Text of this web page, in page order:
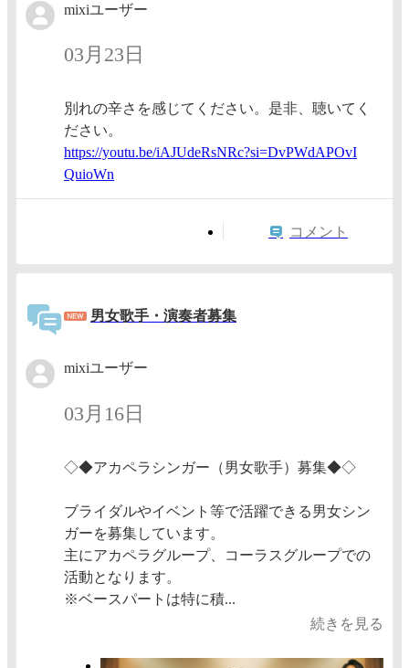
mixiユーザー
03月23日
別れの辛さを感じてください。是非、聴いてく
ださい。
https://youtu.be/iAJUdeRsNRc?si=DvPWdAPOvI
QuioWn
コメント
男女歌手・演奏者募集
mixiユーザー
03月16日
◇◆アカペラシンガー（男女歌手）募集◆◇
ブライダルやイベント等で活躍できる男女シン
ガーを募集しています。
主にアカペラグループ、コーラスグループでの
活動となります。
※ベースパートは特に積...
続きを見る